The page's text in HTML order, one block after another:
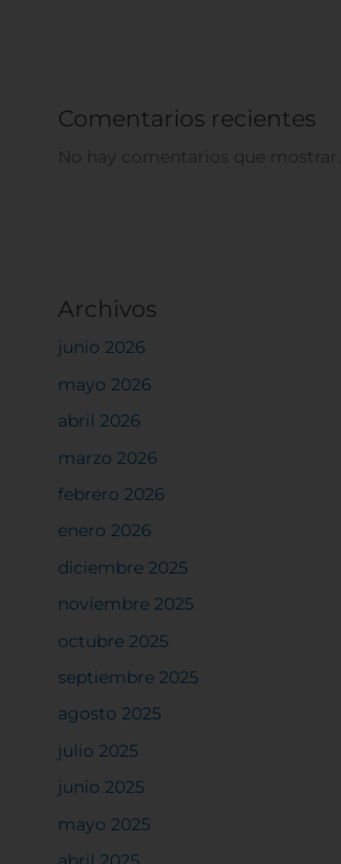
Comentarios recientes
No hay comentarios que mostrar.
Archivos
junio 2026
mayo 2026
abril 2026
marzo 2026
febrero 2026
enero 2026
diciembre 2025
noviembre 2025
octubre 2025
septiembre 2025
agosto 2025
julio 2025
junio 2025
mayo 2025